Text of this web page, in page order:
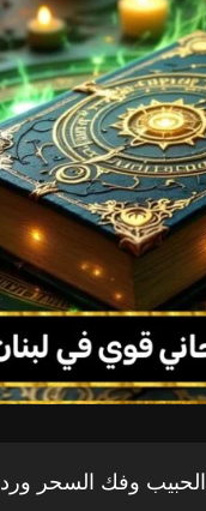
وفك السحر ورد